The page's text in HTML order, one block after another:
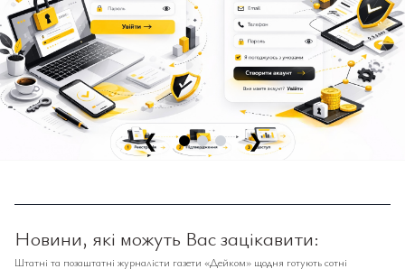
❮ ❯
Новини, які можуть Вас зацікавити:
Штатні та позаштатні журналісти газети «Дейком» щодня готують сотні